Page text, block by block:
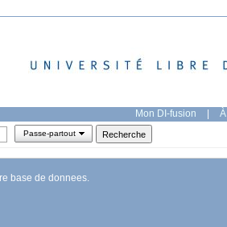
Mon DI-fusion |
Passe-partout
base de donnees.